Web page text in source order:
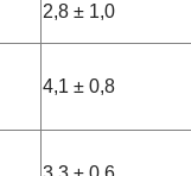
2,8 ± 1,0
4,1 ± 0,8